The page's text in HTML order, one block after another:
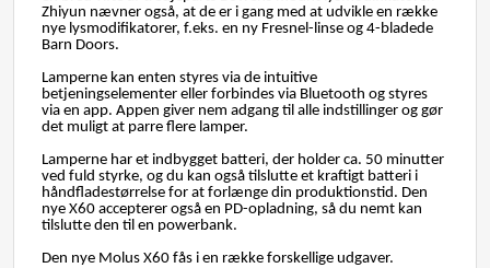
Zhiyun nævner også, at de er i gang med at udvikle en række
nye lysmodifikatorer, f.eks. en ny Fresnel-linse og 4-bladede
Barn Doors.
Lamperne kan enten styres via de intuitive
betjeningselementer eller forbindes via Bluetooth og styres
via en app. Appen giver nem adgang til alle indstillinger og gør
det muligt at parre flere lamper.
Lamperne har et indbygget batteri, der holder ca. 50 minutter
ved fuld styrke, og du kan også tilslutte et kraftigt batteri i
håndfladestørrelse for at forlænge din produktionstid. Den
nye X60 accepterer også en PD-opladning, så du nemt kan
tilslutte den til en powerbank.
Den nye Molus X60 fås i en række forskellige udgaver.